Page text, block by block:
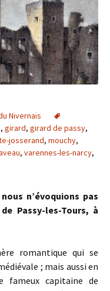
Nivernais
, girard, girard de passy,
josserand, mouchy,
, varennes-les-narcy,
n’évoquions pas
Passy-les-Tours, à
romantique qui se
; mais aussi en
fameux capitaine de